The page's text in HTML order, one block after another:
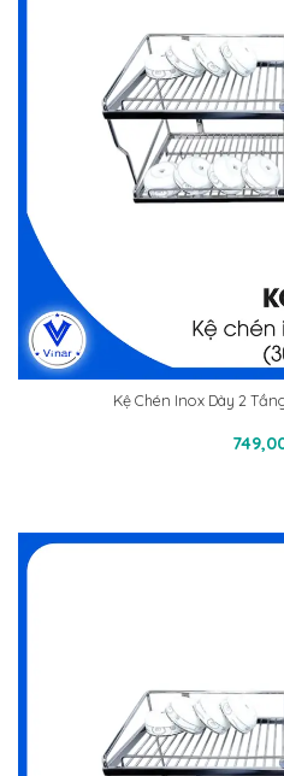
Kệ Chén Inox Dày 2
Thêm Vào